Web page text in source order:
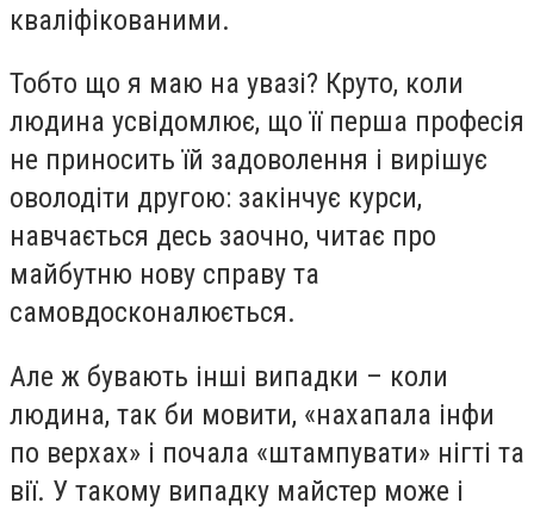
кваліфікованими.
Тобто що я маю на увазі? Круто, коли
людина усвідомлює, що її перша професія
не приносить їй задоволення і вирішує
оволодіти другою: закінчує курси,
навчається десь заочно, читає про
майбутню нову справу та
самовдосконалюється.
Але ж бувають інші випадки – коли
людина, так би мовити, «нахапала інфи
по верхах» і почала «штампувати» нігті та
вії. У такому випадку майстер може і